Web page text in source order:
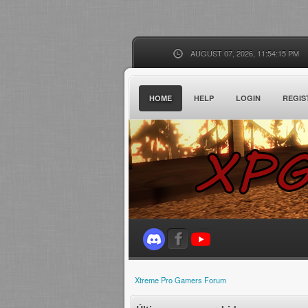
AUGUST 07, 2026, 11:54:15 PM
HOME HELP LOGIN
Xtreme Pro Gamers Forum